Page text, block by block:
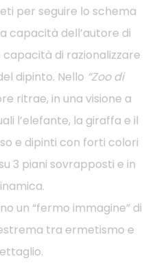
per seguire lo schema
capacità dell’autore di
di razionalizzare
dipinto. Nello “Zoo di
ritrae, in una visione a
l’elefante, la giraffa e il
e dipinti con forti colori
3 piani sovrapposti e in
un “fermo immagine” di
tra ermetismo e